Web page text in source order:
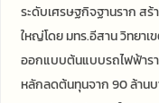
ระดับเศรษฐกิจฐานราก สร้
ใหญ่โดย มทร.อีสาน วิทยา
ออกแบบต้นแบบรถไฟฟ้ารา
หลักลดต้นทุนจาก 90 ล้านบ